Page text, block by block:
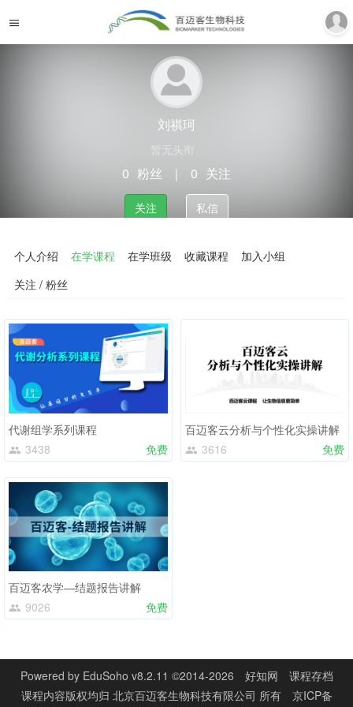
刘祺珂
暂无头衔
0 粉丝 ｜ 0 关注
关注 私信
个人介绍 在学课程 在学班级 收藏课程
加入小组
关注 / 粉丝
代谢组学系列课程
3438
免费
百迈客云分析与个性化实操讲解
3616
免费
百迈客农学—结题报告讲解
9026
免费
Powered by EduSoho v8.2.11 ©2014-2026 好知网
课程存档
课程内容版权均归 北京百迈客生物科技有限公司 所有
京ICP备